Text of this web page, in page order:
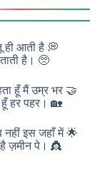
ही आती है 💭
है। 🥺
हूँ मैं उम्र भर 🤝
हूँ हर पहर। 🏡
नहीं इस जहाँ में 🌟
है ज़मीन पे। 👸